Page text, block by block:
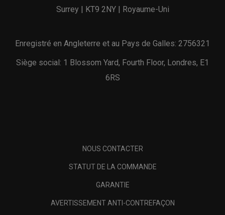
Surrey | KT9 2NY | Royaume-Uni
Enregistré en Angleterre et au Pays de Galles: 2756321
Siège social: 1 Blossom Yard, Fourth Floor, Londres, E1
6RS
NOUS CONTACTER
STATUT DE LA COMMANDE
GARANTIE
AVERTISSEMENT ANTI-CONTREFAÇON